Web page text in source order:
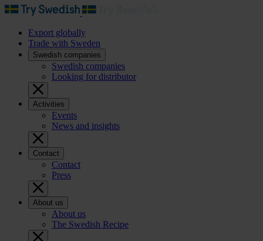
Export globally
Trade with Sweden
Swedish companies
Swedish companies
Looking for distributor
Activities
Events
News and insights
Contact
Contact
Press
About us
About us
The Swedish Recipe